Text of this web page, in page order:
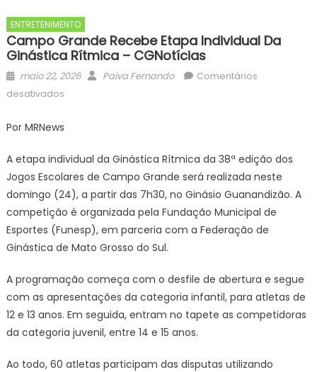
ENTRETENIMENTO
Campo Grande Recebe Etapa Individual Da
Ginástica Rítmica – CGNotícias
Posted
on
maio 22, 2026 Author
Paiva Fernando
Comentários
desativadosem
Grande
etapa
individual
da
Ginástica
Rítmica
CGNotícias
Por MRNews
A etapa individual da Ginástica Rítmica da 38ª edição dos
Jogos Escolares de Campo Grande será realizada neste
domingo (24), a partir das 7h30, no Ginásio Guanandizão. A
competição é organizada pela Fundação Municipal de
Esportes (Funesp), em parceria com a Federação de
Ginástica de Mato Grosso do Sul.
A programação começa com o desfile de abertura e segue
com as apresentações da categoria infantil, para atletas de
12 e 13 anos. Em seguida, entram no tapete as competidoras
da categoria juvenil, entre 14 e 15 anos.
Ao todo, 60 atletas participam das disputas utilizando